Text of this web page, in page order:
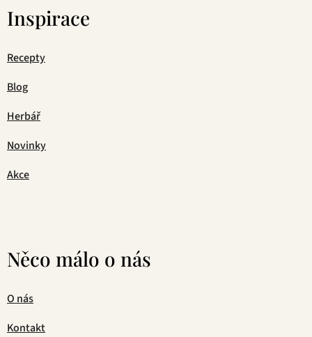
Inspirace
Recepty
Blog
Herbář
Novinky
Akce
Něco málo o nás
O nás
Kontakt